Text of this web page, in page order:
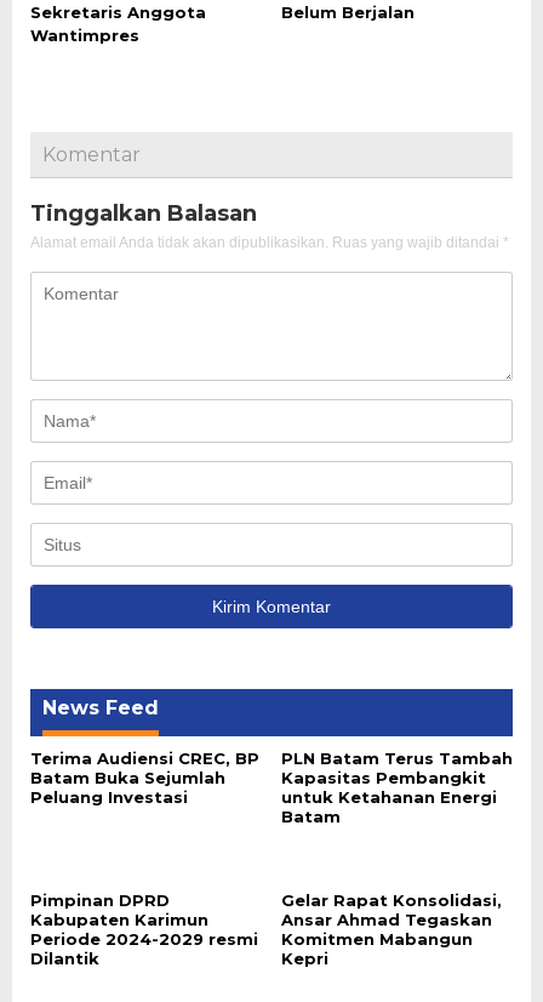
Sekretaris Anggota
Wantimpres
Belum Berjalan
Komentar
Tinggalkan Balasan
Alamat email Anda tidak akan dipublikasikan. Ruas yang wajib ditandai *
News Feed
Terima Audiensi CREC, BP
Batam Buka Sejumlah
Peluang Investasi
PLN Batam Terus Tambah
Kapasitas Pembangkit
untuk Ketahanan Energi
Batam
Pimpinan DPRD
Kabupaten Karimun
Periode 2024-2029 resmi
Dilantik
Gelar Rapat Konsolidasi,
Ansar Ahmad Tegaskan
Komitmen Mabangun
Kepri